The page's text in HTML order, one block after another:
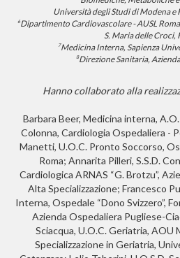
Università degli Studi di Modena e
6Dipartimento Cardiovascolare - AUSL
S. Maria delle Croci,
7Medicina Interna, Sapienza
8Direzione Sanitaria,
Hanno collaborato alla
Barbara Beer, Medicina interna,
Colonna, Cardiologia Ospedaliera -
Manetti, U.O.C. Pronto Soccorso,
Roma; Annarita Pilleri, S.S.D.
Cardiologica ARNAS “G. Brotzu”,
Alta Specializzazione; Francesco
Interna, Ospedale “Dono Svizzero”,
Azienda Ospedaliera Pugliese-
Sciacqua, U.O.C. Geriatria, AOU
Specializzazione in Geriatria,